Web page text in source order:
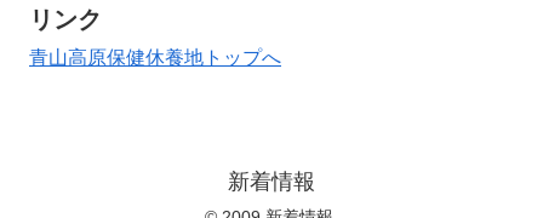
リンク
青山高原保健休養地トップへ
新着情報